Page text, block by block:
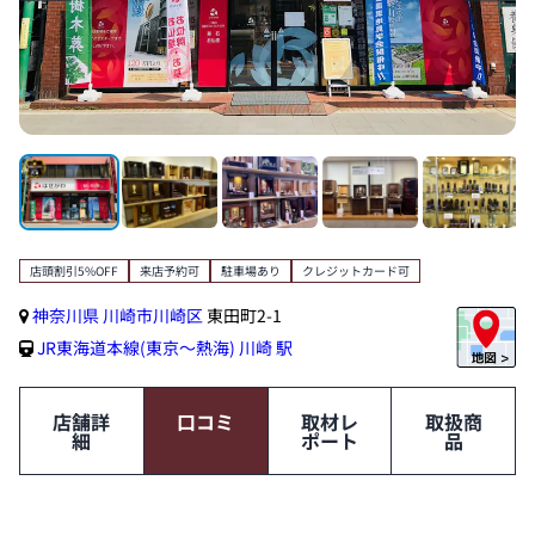
店頭割引5%OFF 来店予約可 駐車場あり クレジットカード可
神奈川県 川崎市川崎区 東田町2-1
JR東海道本線(東京～熱海) 川崎 駅
店舗詳
細
口コミ 取材レ
ポート
取扱商
品